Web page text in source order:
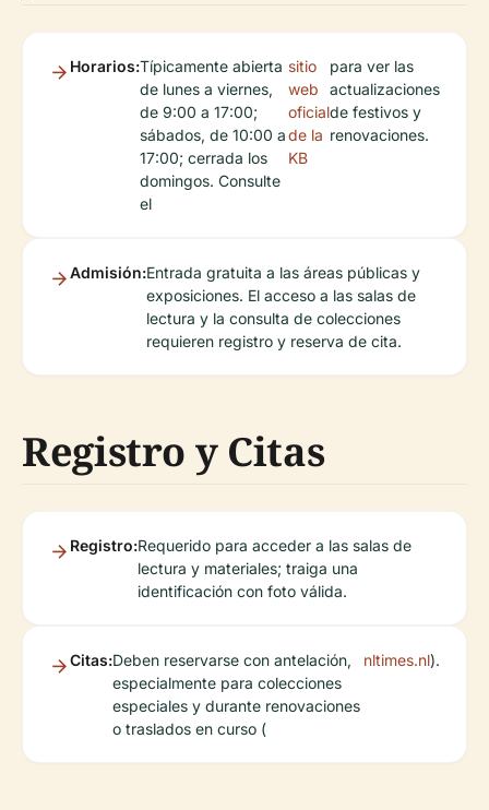
Horarios:Típicamente abierta
de lunes a viernes,
de 9:00 a 17:00;
sábados, de 10:00 a
17:00; cerrada los
domingos. Consulte
el
sitio
web
oficial
de la
KB
para ver las
actualizaciones
de festivos y
renovaciones.
Admisión:Entrada gratuita a las áreas públicas y
exposiciones. El acceso a las salas de
lectura y la consulta de colecciones
requieren registro y reserva de cita.
Registro y Citas
Registro:Requerido para acceder a las salas de
lectura y materiales; traiga una
identificación con foto válida.
Citas:Deben reservarse con antelación,
especialmente para colecciones
especiales y durante renovaciones
o traslados en curso (
nltimes.nl).